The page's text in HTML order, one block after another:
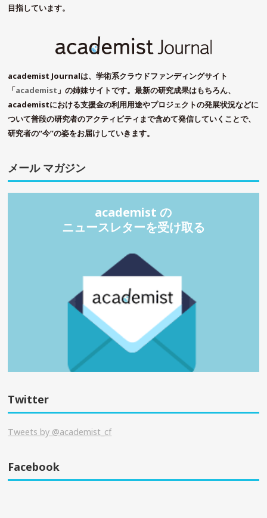
目指しています。
academist Journalは、学術系クラウドファンディングサイト
「academist 」の姉妹サイトです。最新の研究成果はもちろん、
academistにおける支援金の利用用途やプロジェクトの発展状況などに
ついて普段の研究者のアクティビティまで含めて発信していくことで、
研究者の“今”の姿をお届けしていきます。
メール マガジン
academist の
ニュースレターを受け取る
Twitter
Tweets by @academist_cf
Facebook